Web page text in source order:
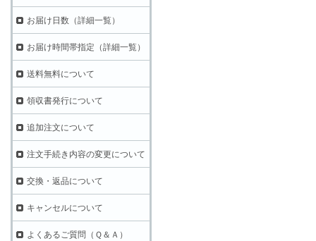
お届け日数（詳細一覧）
お届け時間帯指定（詳細一覧）
送料無料について
領収書発行について
追加注文について
注文手続き内容の変更について
交換・返品について
キャンセルについて
よくあるご質問（Ｑ＆Ａ）